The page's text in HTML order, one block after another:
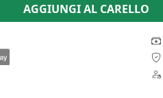
AGGIUNGI AL CARELLO